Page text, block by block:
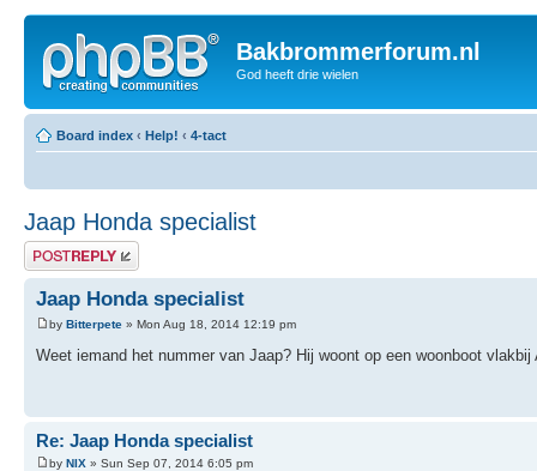
Bakbrommerforum.nl
God heeft drie wielen
Board index ‹ Help! ‹ 4-tact
Jaap Honda specialist
Post a reply
Jaap Honda specialist
by Bitterpete » Mon Aug 18, 2014 12:19 pm
Weet iemand het nummer van Jaap? Hij woont op een woonboot
Re: Jaap Honda specialist
by NIX » Sun Sep 07, 2014 6:05 pm